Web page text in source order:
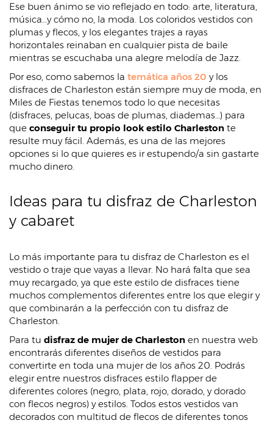
Ese buen ánimo se vio reflejado en todo: arte, literatura,
música…y cómo no, la moda. Los coloridos vestidos con
plumas y flecos, y los elegantes trajes a rayas
horizontales reinaban en cualquier pista de baile
mientras se escuchaba una alegre melodía de Jazz.
Por eso, como sabemos la temática años 20 y los
disfraces de Charleston están siempre muy de moda, en
Miles de Fiestas tenemos todo lo que necesitas
(disfraces, pelucas, boas de plumas, diademas…) para
que conseguir tu propio look estilo Charleston te
resulte muy fácil. Además, es una de las mejores
opciones si lo que quieres es ir estupendo/a sin gastarte
mucho dinero.
Ideas para tu disfraz de Charleston
y cabaret
Lo más importante para tu disfraz de Charleston es el
vestido o traje que vayas a llevar. No hará falta que sea
muy recargado, ya que este estilo de disfraces tiene
muchos complementos diferentes entre los que elegir y
que combinarán a la perfección con tu disfraz de
Charleston.
Para tu disfraz de mujer de Charleston en nuestra web
encontrarás diferentes diseños de vestidos para
convertirte en toda una mujer de los años 20. Podrás
elegir entre nuestros disfraces estilo flapper de
diferentes colores (negro, plata, rojo, dorado, y dorado
con flecos negros) y estilos. Todos estos vestidos van
decorados con multitud de flecos de diferentes tonos